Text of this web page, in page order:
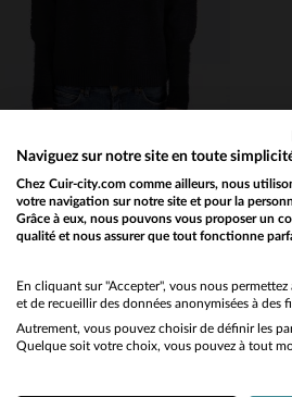
KAPORAL
Pull bleu marine femme
34,50 €69,00 €
PROMO −50 %
Would you like to be redirected
No
Yes
Naviguez sur notre site en toute
Chez Cuir-city.com comme ailleurs, nous
votre navigation sur notre site et pour la
Grâce à eux, nous pouvons vous proposer un
qualité et nous assurer que tout fonctionne
En cliquant sur "Accepter", vous nous
et de recueillir des données anonymisées à des
Autrement, vous pouvez choisir de définir les
Quelque soit votre choix, vous pouvez à tout